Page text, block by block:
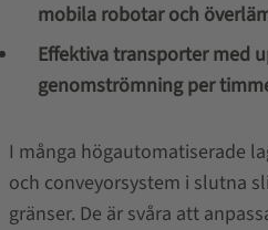
mobila robotar och
Effektiva transporter med
genomströmning per
I många högautomatiserade
och conveyorsystem i slutna
gränser. De är svåra att